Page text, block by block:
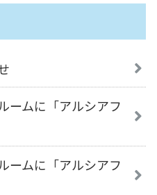
ームに「アルシアフ
ームに「アルシアフ